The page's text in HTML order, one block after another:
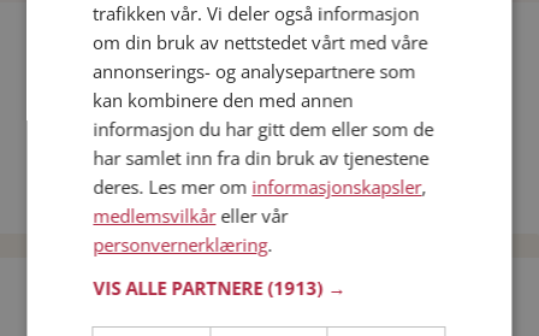
Fler single
Flere singlekvinner fra Askøy:Wenche,Madeleine
Menn fra Askøy
Date kvinner i Norge
Date menn i Norge
Bli medlem gratis!
trafikken vår. Vi deler også informasjon
om din bruk av nettstedet vårt med våre
annonserings- og analysepartnere som
kan kombinere den med annen
informasjon du har gitt dem eller som de
har samlet inn fra din bruk av tjenestene
deres. Les mer om informasjonskapsler,
medlemsvilkåreller vår
personvernerklæring.
VIS ALLE PARTNERE(1913) →